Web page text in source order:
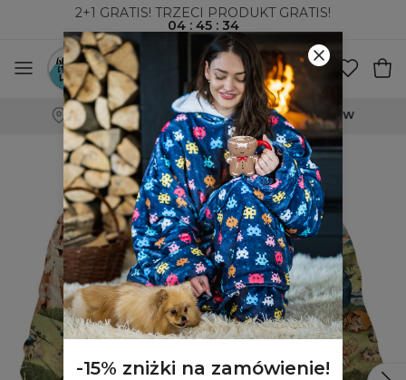
2+1 GRATIS! TRZECI PRODUKT GRATIS!
04 : 45 : 33
WYSYŁKA ZA POBRANIEM I DO PACZKOMATÓW
-15% zniżki na zamówienie!